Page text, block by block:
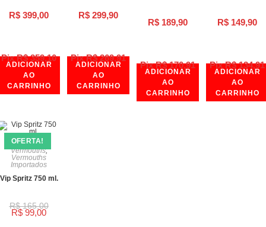
Pix R$359,10
R$ 399,00
ADICIONAR
AO
CARRINHO
Pix R$269,91
R$ 299,90
ADICIONAR
AO
CARRINHO
Pix R$170,91
R$ 189,90
ADICIONAR
AO
CARRINHO
Pix R$134,91
R$ 149,90
ADICIONAR
AO
CARRINHO
OFERTA!
Vermouths,
Vermouths
Importados
Vip Spritz 750 ml.
R$165,00
R$ 99,00